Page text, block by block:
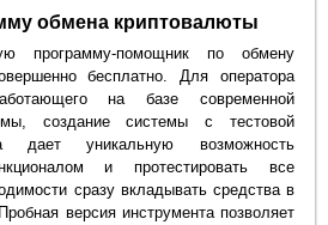
обмена криптовалюты
программу-помощник по обмену
бесплатно. Для оператора
на базе современной
создание системы с тестовой
дает уникальную возможность
и протестировать все
сразу вкладывать средства в
версия инструмента позволяет